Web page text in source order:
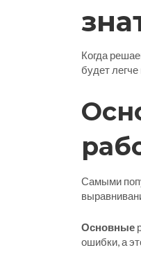
Когда
будет
Самыми
Основные
ошибки, а